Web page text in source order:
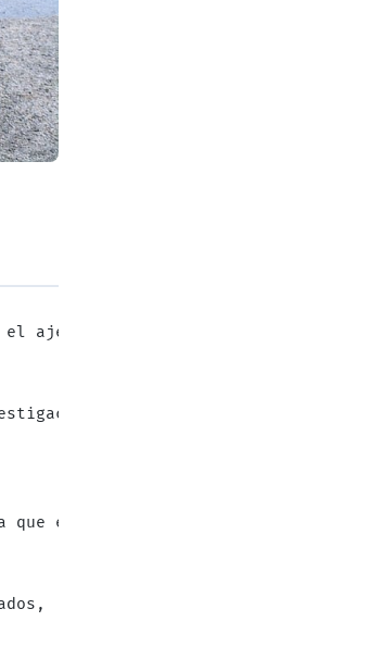
ajedrez requiere concentración
para probar los efectos
que el ajedrez no influyó en
dado que otros estudios